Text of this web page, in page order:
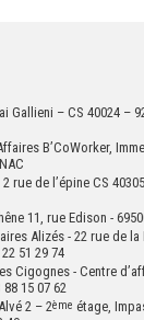
Gallieni – CS 40024 –
B’CoWorker,
rue de l’épine CS
11, rue Edison -
Alizés - 22 rue de la
22 51 29 74
Cigognes - Centre
88 15 07 62
2 – 2ème étage,